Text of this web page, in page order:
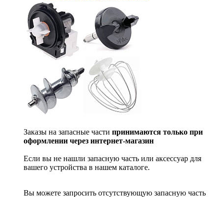
Заказы на запасные части принимаются только при
оформлении через интернет-магазин
Если вы не нашли запасную часть или аксессуар для
вашего устройства в нашем каталоге.
Вы можете запросить отсутствующую запасную часть